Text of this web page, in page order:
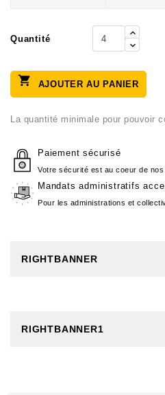
Quantité
 AJOUTER AU PANIER
La quantité minimale pour pouvoir
Paiement sécurisé
Votre sécurité est au coeur de
Mandats administratifs
Pour les administrations et
RIGHTBANNER
RIGHTBANNER1